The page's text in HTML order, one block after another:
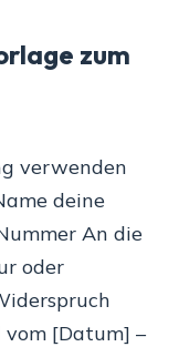
zum
verwenden
deine
An die
oder
vom [Datum] –